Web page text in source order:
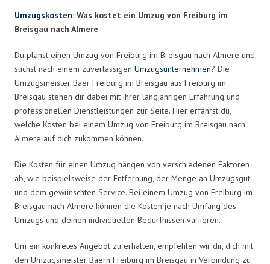
Umzugskosten: Was kostet ein Umzug von Freiburg im
Breisgau nach Almere
Du planst einen Umzug von Freiburg im Breisgau nach Almere und
suchst nach einem zuverlässigen Umzugsunternehmen? Die
Umzugsmeister Baer Freiburg im Breisgau aus Freiburg im
Breisgau stehen dir dabei mit ihrer langjährigen Erfahrung und
professionellen Dienstleistungen zur Seite. Hier erfährst du,
welche Kosten bei einem Umzug von Freiburg im Breisgau nach
Almere auf dich zukommen können.
Die Kosten für einen Umzug hängen von verschiedenen Faktoren
ab, wie beispielsweise der Entfernung, der Menge an Umzugsgut
und dem gewünschten Service. Bei einem Umzug von Freiburg im
Breisgau nach Almere können die Kosten je nach Umfang des
Umzugs und deinen individuellen Bedürfnissen variieren.
Um ein konkretes Angebot zu erhalten, empfehlen wir dir, dich mit
den Umzugsmeister Baern Freiburg im Breisgau in Verbindung zu